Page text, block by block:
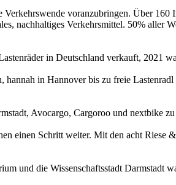
Verkehrswende voranzubringen. Über
nachhaltiges Verkehrsmittel. 50%
in Deutschland verkauft, 2021
in Hannover bis zu freie
Avocargo, Cargoroo und nextbike
einen Schritt weiter. Mit den acht Riese
und die Wissenschaftsstadt